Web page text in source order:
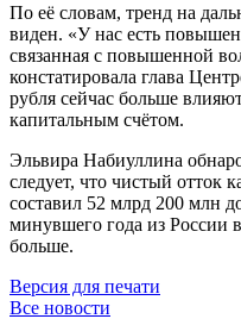
По её словам, тренд на
виден. «У нас есть
связанная с повышенной
констатировала глава
рубля сейчас больше
капитальным счётом.
Эльвира Набиуллина
следует, что чистый отток
составил 52 млрд 200 млн
минувшего года из России
больше.
Версия для печати
Все новости